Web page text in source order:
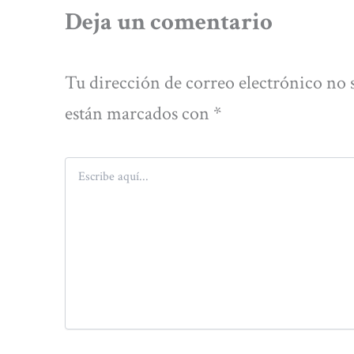
Deja un comentario
Tu dirección de correo electrónico no
están marcados con *
Escribe
aquí...